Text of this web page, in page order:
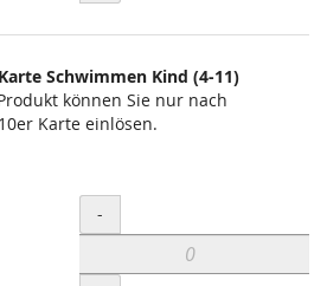
Schwimmen Kind (4-11)
können Sie nur nach
Karte einlösen.
Menge
-